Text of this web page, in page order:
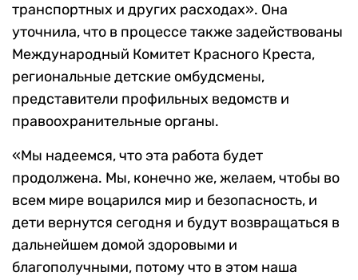
транспортных и других расходах». Она
уточнила, что в процессе также задействованы
Международный Комитет Красного Креста,
региональные детские омбудсмены,
представители профильных ведомств и
правоохранительные органы.
«Мы надеемся, что эта работа будет
продолжена. Мы, конечно же, желаем, чтобы во
всем мире воцарился мир и безопасность, и
дети вернутся сегодня и будут возвращаться в
дальнейшем домой здоровыми и
благополучными, потому что в этом наша